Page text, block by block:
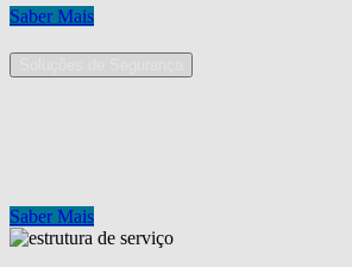
Saber Mais
Saber Mais